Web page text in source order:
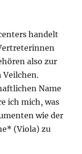
handelt
also zur
Veilchen.
Name
ich mich, was
wie der
(Viola) zu